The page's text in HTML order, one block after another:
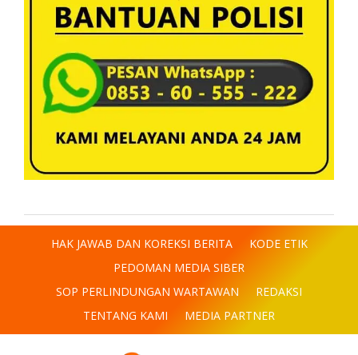
HAK JAWAB DAN KOREKSI BERITA
KODE ETIK
PEDOMAN MEDIA SIBER
SOP PERLINDUNGAN WARTAWAN
REDAKSI
TENTANG KAMI
MEDIA PARTNER